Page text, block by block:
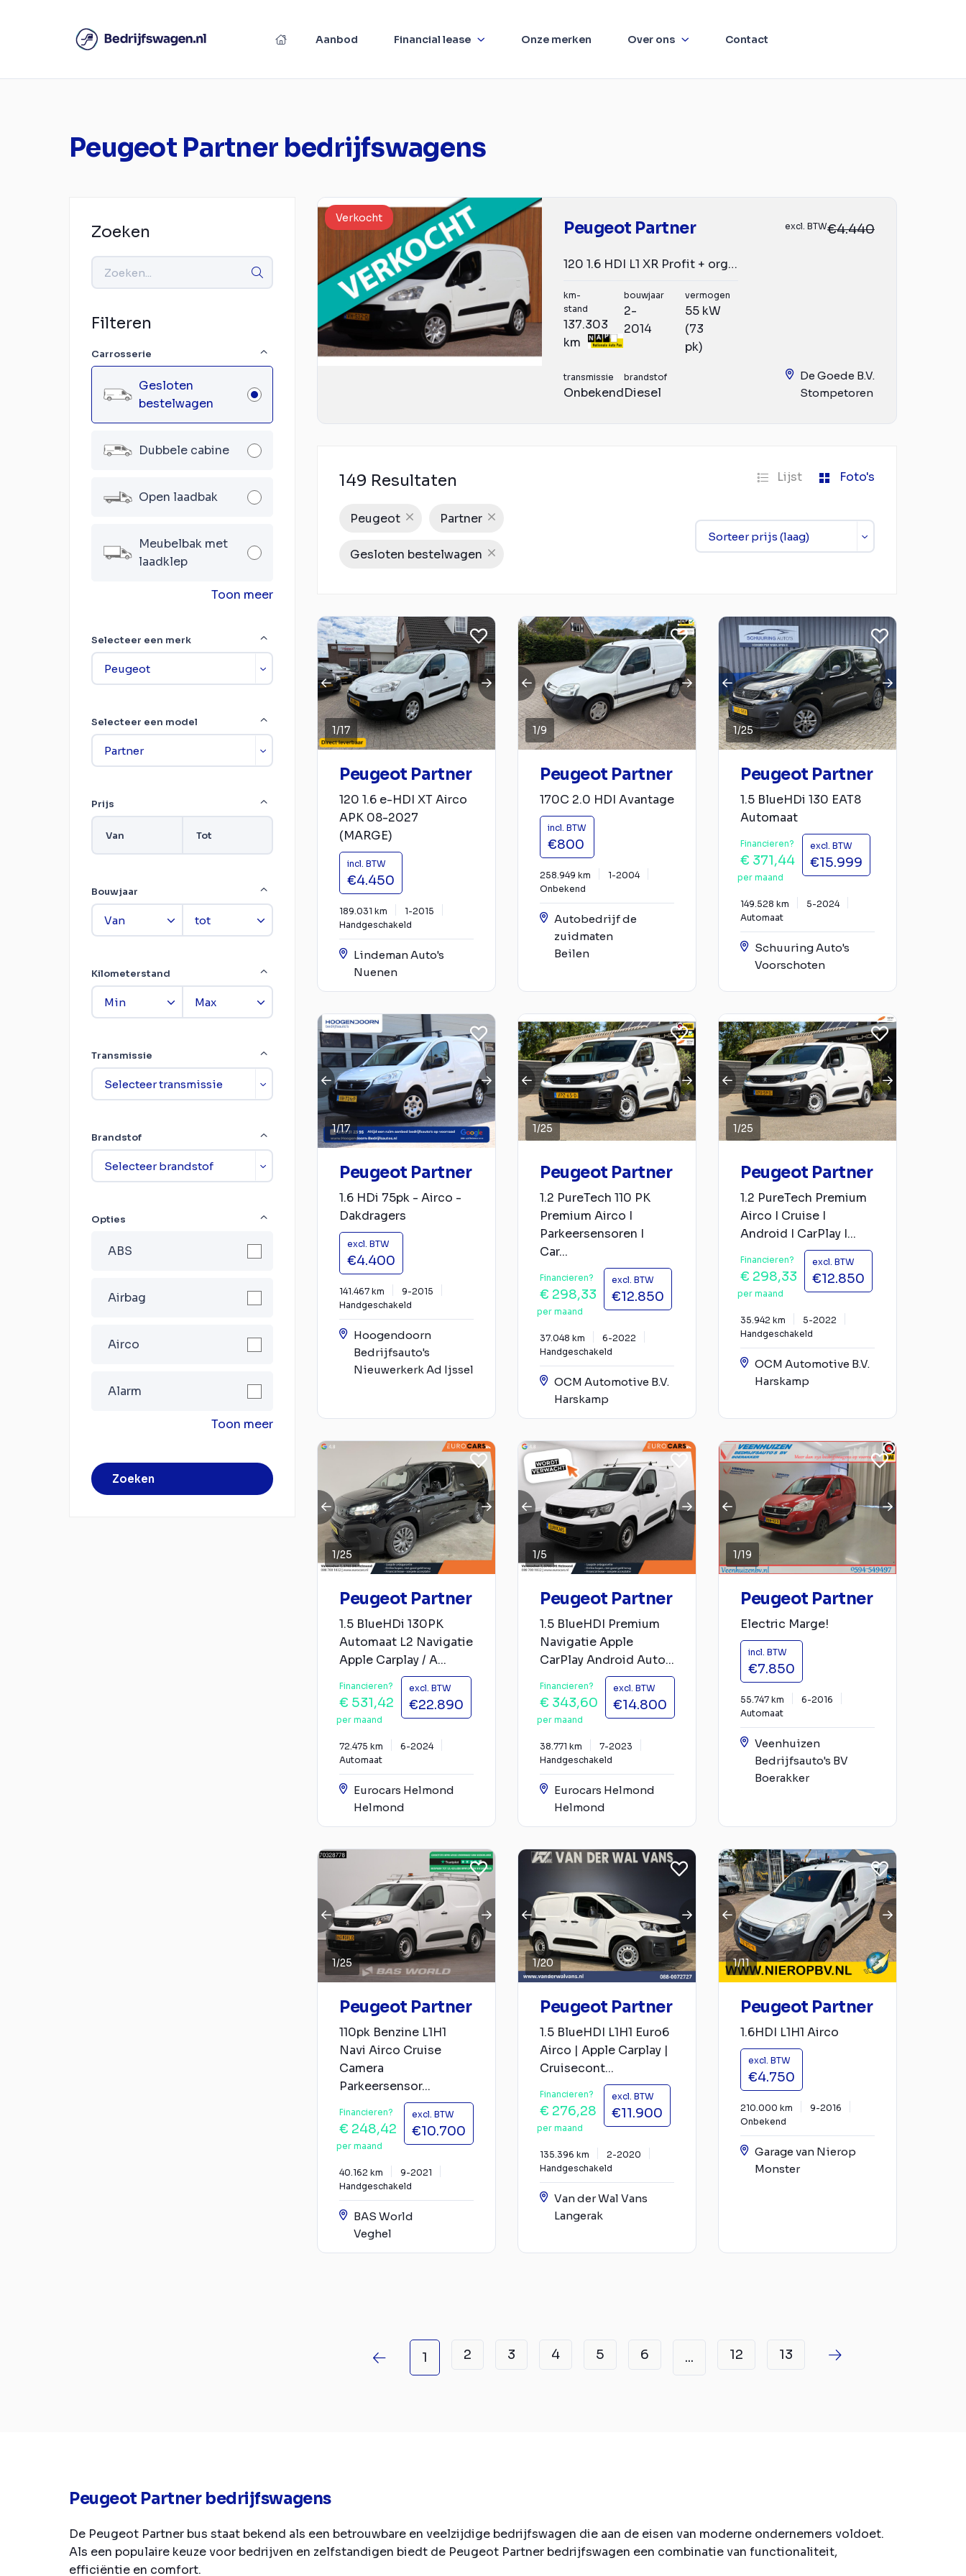
Aanbod Financial lease Onze merken Over ons Contact
Peugeot Partner bedrijfswagens
Zoeken
Filteren
Carrosserie
Gesloten
bestelwagen
Dubbele cabine
Open laadbak
Meubelbak met
laadklep
Toon meer
Selecteer een merk
Selecteer een model
Prijs
Van Tot
Bouwjaar
Kilometerstand
Transmissie
Brandstof
Opties
ABS
Airbag
Airco
Alarm
Toon meer
Zoeken
Verkocht
Peugeot Partner
120 1.6 HDI L1 XR Profit + org.NL
excl. BTW€4.440
km-
stand
137.303
km
bouwjaar
2-
2014
vermogen
55 kW
(73
pk)
transmissie
Onbekend
brandstof
Diesel
De Goede B.V.
Stompetoren
149 Resultaten Lijst Foto's
Peugeot Partner
Gesloten bestelwagen
1/17
Peugeot Partner
120 1.6 e-HDI XT Airco
APK 08-2027
(MARGE)
incl. BTW
€4.450
189.031 km
1-2015
Handgeschakeld
Lindeman Auto's
Nuenen
1/9
Peugeot Partner
170C 2.0 HDI Avantage
incl. BTW
€800
258.949 km
1-2004
Onbekend
Autobedrijf de
zuidmaten
Beilen
1/25
Peugeot Partner
1.5 BlueHDi 130 EAT8
Automaat
Financieren?
€ 371,44
per maand
excl. BTW
€15.999
149.528 km
5-2024
Automaat
Schuuring Auto's
Voorschoten
1/17
Peugeot Partner
1.6 HDi 75pk - Airco -
Dakdragers
excl. BTW
€4.400
141.467 km
9-2015
Handgeschakeld
Hoogendoorn
Bedrijfsauto's
Nieuwerkerk Ad Ijssel
1/25
Peugeot Partner
1.2 PureTech 110 PK
Premium Airco I
Parkeersensoren I
Car...
Financieren?
€ 298,33
per maand
excl. BTW
€12.850
37.048 km
6-2022
Handgeschakeld
OCM Automotive B.V.
Harskamp
1/25
Peugeot Partner
1.2 PureTech Premium
Airco I Cruise I
Android I CarPlay I...
Financieren?
€ 298,33
per maand
excl. BTW
€12.850
35.942 km
5-2022
Handgeschakeld
OCM Automotive B.V.
Harskamp
1/25
Peugeot Partner
1.5 BlueHDi 130PK
Automaat L2 Navigatie
Apple Carplay / A...
Financieren?
€ 531,42
per maand
excl. BTW
€22.890
72.475 km
6-2024
Automaat
Eurocars Helmond
Helmond
1/5
Peugeot Partner
1.5 BlueHDI Premium
Navigatie Apple
CarPlay Android Auto...
Financieren?
€ 343,60
per maand
excl. BTW
€14.800
38.771 km
7-2023
Handgeschakeld
Eurocars Helmond
Helmond
1/19
Peugeot Partner
Electric Marge!
incl. BTW
€7.850
55.747 km
6-2016
Automaat
Veenhuizen
Bedrijfsauto's BV
Boerakker
1/25
Peugeot Partner
110pk Benzine L1H1
Navi Airco Cruise
Camera
Parkeersensor...
Financieren?
€ 248,42
per maand
excl. BTW
€10.700
40.162 km
9-2021
Handgeschakeld
BAS World
Veghel
1/20
Peugeot Partner
1.5 BlueHDI L1H1 Euro6
Airco | Apple Carplay |
Cruisecont...
Financieren?
€ 276,28
per maand
excl. BTW
€11.900
135.396 km
2-2020
Handgeschakeld
Van der Wal Vans
Langerak
1/11
Peugeot Partner
1.6HDI L1H1 Airco
excl. BTW
€4.750
210.000 km
9-2016
Onbekend
Garage van Nierop
Monster
1 2 3 4 5 6 ... 12 13
Peugeot Partner bedrijfswagens
De Peugeot Partner bus staat bekend als een betrouwbare en veelzijdige bedrijfswagen die aan de eisen van moderne ondernemers voldoet.
Als een populaire keuze voor bedrijven en zelfstandigen biedt de Peugeot Partner bedrijfswagen een combinatie van functionaliteit,
efficiëntie en comfort.